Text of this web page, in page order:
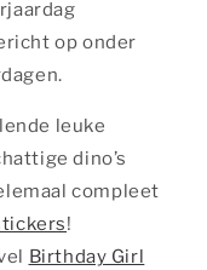
op onder
leuke
dino’s
compleet
!
Birthday Girl